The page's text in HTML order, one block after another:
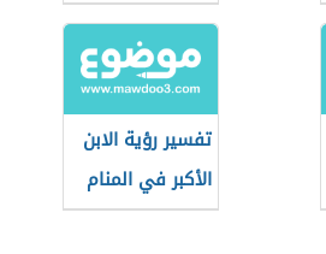
تفسير رؤية الابن
الأكبر في المنام